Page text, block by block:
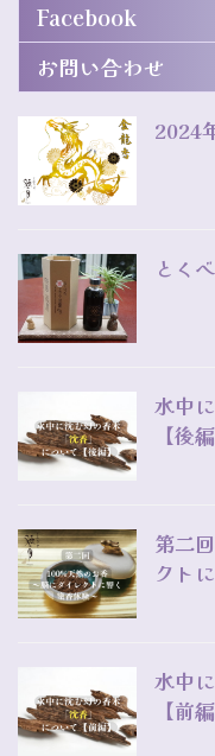
Facebook
お問い合わせ
2024
とく
水中
【後編
第二
クト
水中
【前編